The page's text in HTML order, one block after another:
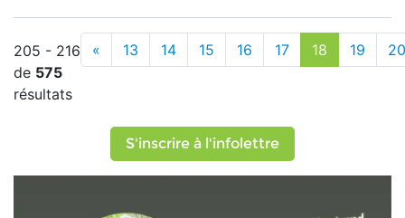
205 - 216
de 575
résultats
« 13 14 15 16 17 18 19 20
S'inscrire à l'infolettre